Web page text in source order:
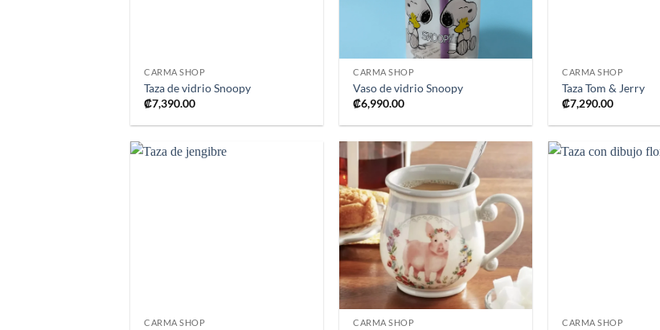
CARMA SHOP
Taza de vidrio Snoopy
₡7,390.00
CARMA SHOP
Vaso de vidrio Snoopy
₡6,990.00
CARMA SHOP
Taza Tom & Jerry
₡7,290.00
CARMA SHOP
a la
lista de
deseos
CARMA SHOP CARMA SHOP